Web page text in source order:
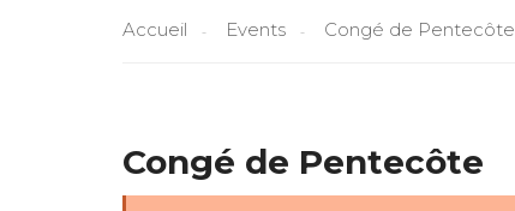
Accueil Events Congé de Pentecôte
Congé de Pentecôte